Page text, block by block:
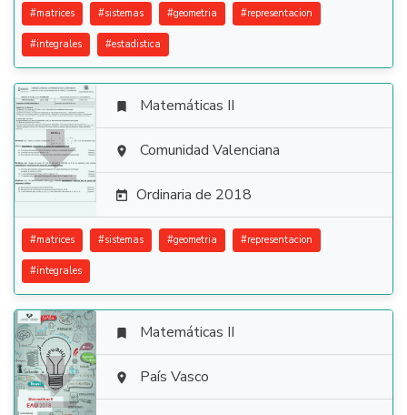
#matrices #sistemas #geometria #representacion
#integrales #estadistica

 Matemáticas II
 Comunidad Valenciana
 Ordinaria de 2018
#matrices #sistemas #geometria #representacion
#integrales

 Matemáticas II
 País Vasco